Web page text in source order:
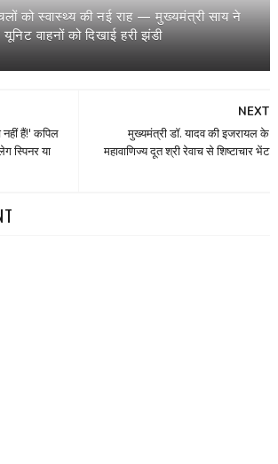
को स्वास्थ्य की नई राह — मुख्यमंत्री साय ने
वाहनों को दिखाई हरी झंडी
NEXT
मुख्यमंत्री डॉ. यादव की इजरायल के
महावाणिज्य दूत श्री रेवाच से शिष्टाचार भेंट
हैं!' कपिल
स्पिनर या